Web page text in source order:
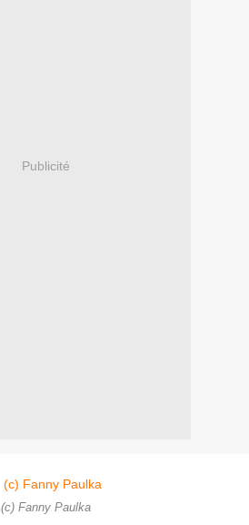
Publicité
(c) Fanny Paulka